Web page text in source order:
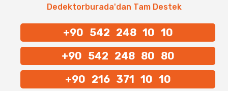
Dedektorburada'dan Tam Destek
+90 542 248 10 10
+90 542 248 80 80
+90 216 371 10 10